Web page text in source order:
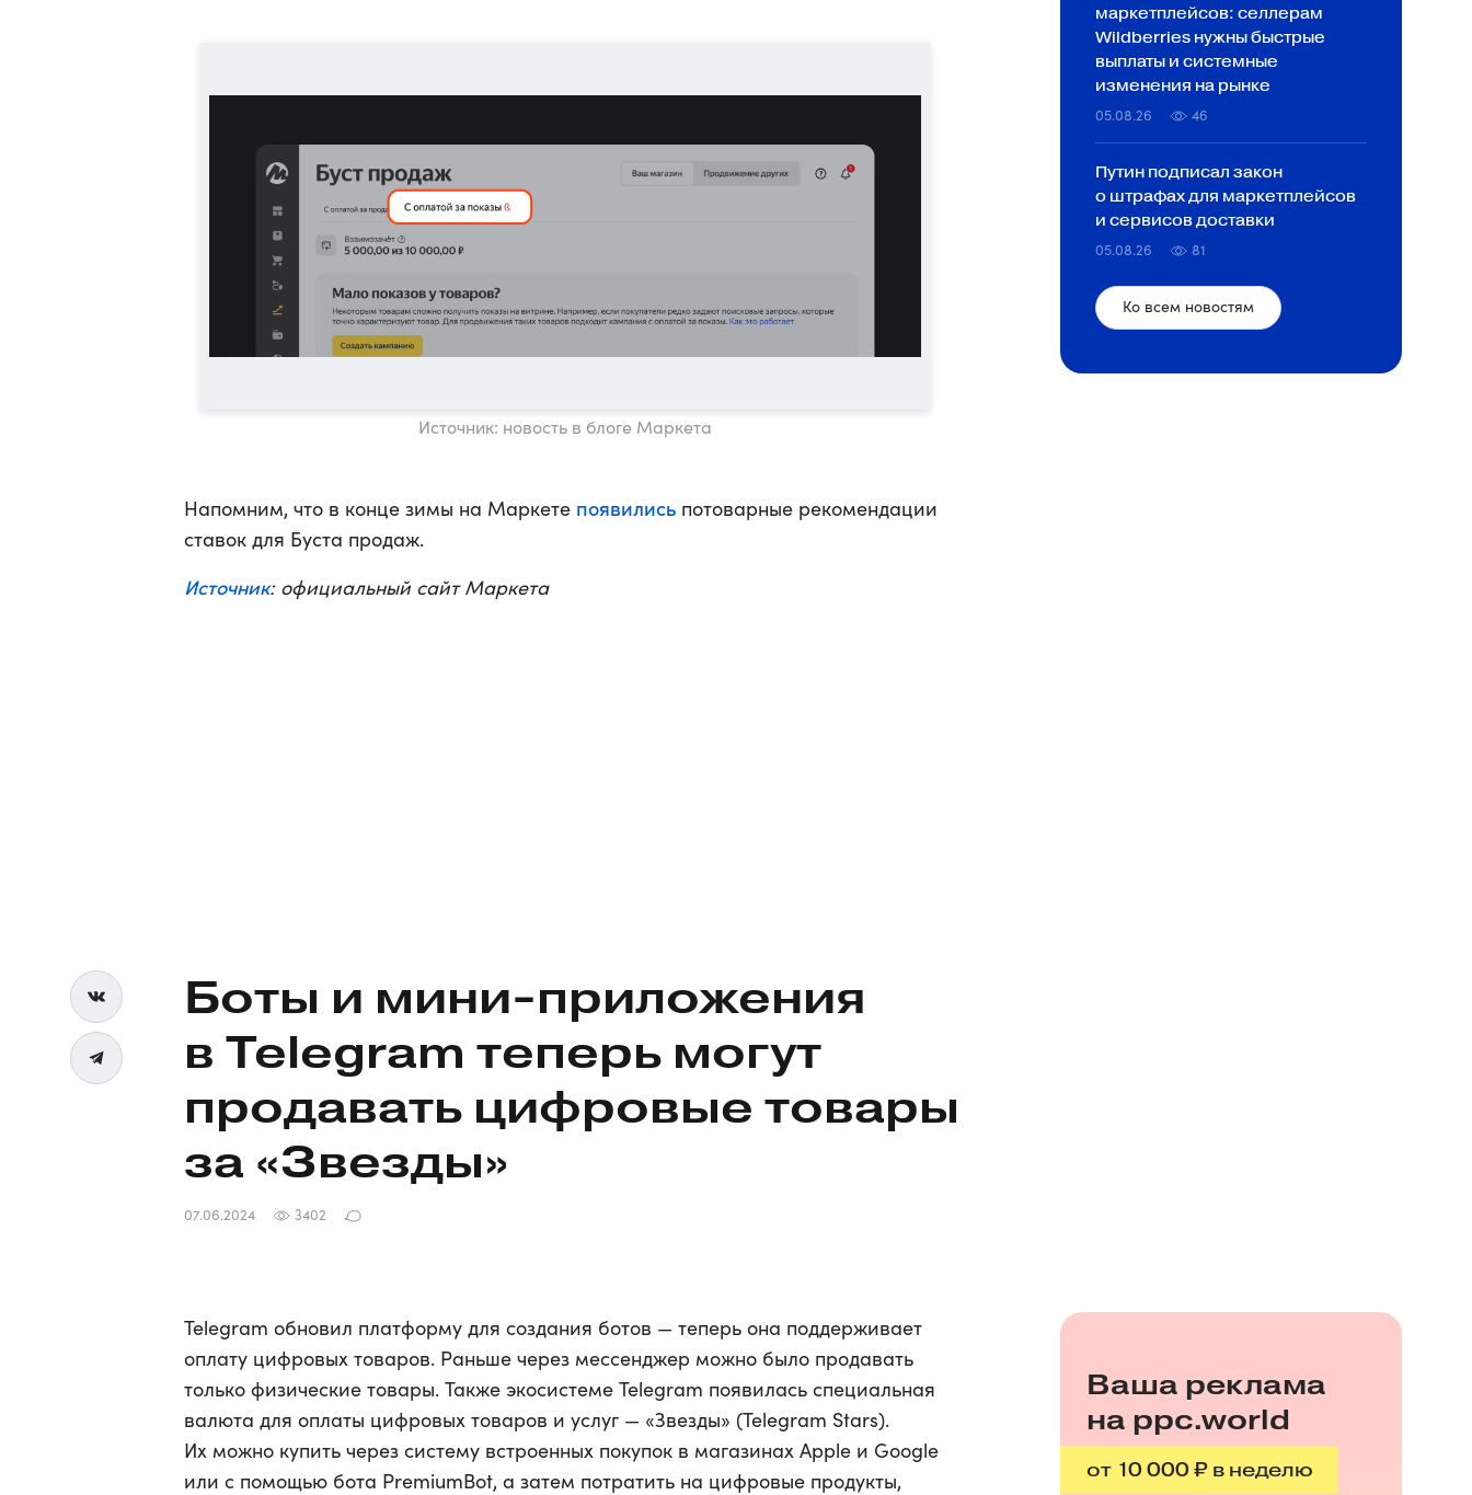
Источник: новость в блоге Маркета
Напомним, что в конце зимы на Маркете появились потоварные рекомендации
ставок для Буста продаж.
Источник: официальный сайт Маркета
маркетплейсов: селлерам
Wildberries нужны быстрые
выплаты и системные
изменения на рынке
05.08.26 46
Путин подписал закон
о штрафах для маркетплейсов
и сервисов доставки
05.08.26 81
Ко всем новостям
Боты и мини-приложения
в Telegram теперь могут
продавать цифровые товары
за «Звезды»
07.06.2024 3402
Telegram обновил платформу для создания ботов — теперь она поддерживает
оплату цифровых товаров. Раньше через мессенджер можно было продавать
только физические товары. Также экосистеме Telegram появилась специальная
валюта для оплаты цифровых товаров и услуг — «Звезды» (Telegram Stars).
Их можно купить через систему встроенных покупок в магазинах Apple и Google
или с помощью бота PremiumBot, а затем потратить на цифровые продукты,
Ваша реклама
на ppc.world
от 10 000 ₽ в неделю